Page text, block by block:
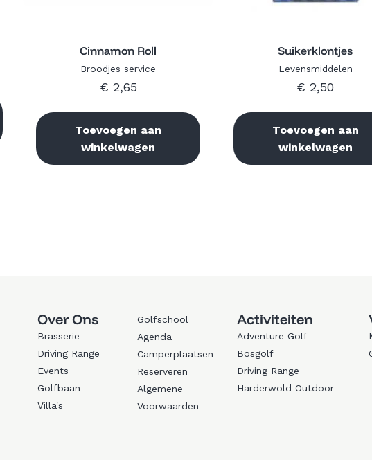
Cinnamon Roll
Broodjes service
€ 2,65
Toevoegen aan
winkelwagen
Suikerklontjes
Levensmiddelen
€ 2,50
Toevoegen aan
winkelwagen
Over Ons
Brasserie
Driving Range
Events
Golfbaan
Villa's
Golfschool
Agenda
Camperplaatsen
Reserveren
Algemene
Voorwaarden
Activiteiten
Adventure Golf
Bosgolf
Driving Range
Harderwold Outdoor